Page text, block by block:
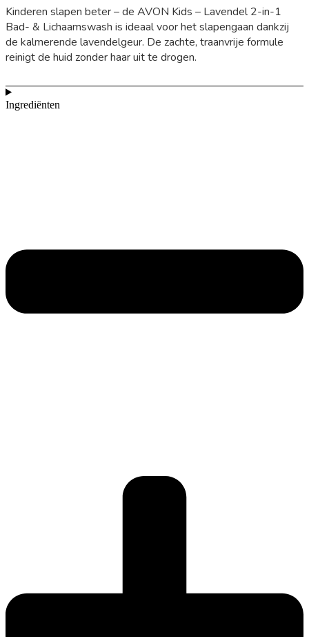
Kinderen slapen beter – de AVON Kids – Lavendel 2-in-1
Bad- & Lichaamswash is ideaal voor het slapengaan dankzij
de kalmerende lavendelgeur. De zachte, traanvrije formule
reinigt de huid zonder haar uit te drogen.
Ingrediënten